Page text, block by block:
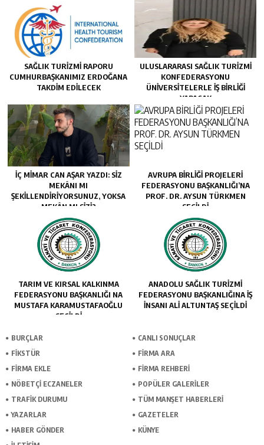
SAĞLIK TURİZMİ RAPORU
CUMHURBAŞKANIMIZ ERDOĞANA
TAKDİM EDİLECEK
ULUSLARARASI SAĞLIK TURİZMİ
KONFEDERASYONU
ÜNİVERSİTELERLE İŞ BİRLİĞİ
YAPACAK
İÇ MIMAR CAN AŞAR YAZDI: SIZ
MEKÂNI MI
ŞEKILLENDIRIYORSUNUZ, YOKSA
MEKÂN MI SIZI?
AVRUPA BİRLİĞİ PROJELERİ
FEDERASYONU BAŞKANLIĞI’NA
PROF. DR. AYSUN TÜRKMEN
SEÇİLDİ
TARIM VE KIRSAL KALKINMA
FEDERASYONU BAŞKANLIĞI NA
MUSTAFA KARAMUSTAFAOĞLU
SEÇİLDİ
ANADOLU SAĞLIK TURİZMİ
FEDERASYONU BAŞKANLIĞINA İŞ
İNSANI ALİ ALTUNTAŞ SEÇİLDİ
BURÇLAR
CANLI SONUÇLAR
FİKSTÜR
FİRMA ARA
FİRMA EKLE
FİRMA REHBERİ
NÖBETÇİ ECZANELER
POPÜLER GALERİLER
TRAFİK DURUMU
TÜM MANŞET HABERLERİ
YAZARLAR
GAZETELER
HABER GÖNDER
KÜNYE